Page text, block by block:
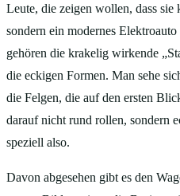
Leute, die zeigen wollen, dass sie
sondern ein modernes
gehören die krakelig wirkende
die eckigen Formen. Man sehe
die Felgen, die auf den ersten
darauf nicht rund rollen, sondern
speziell also.
Davon abgesehen gibt es den